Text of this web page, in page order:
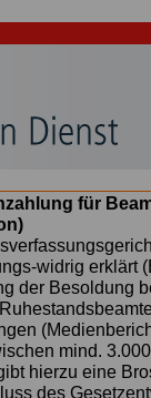
für
widrig erklärt
der Besoldung
mind.
hierzu eine
des